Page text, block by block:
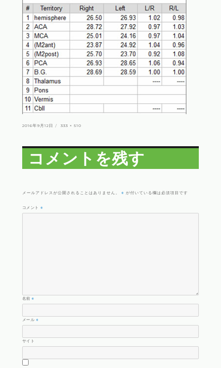
投
2016年9月12日
フ
333 × 510
コメントを残す
メールアドレスが公開されることはありません。 ※ が付いている欄は必須項目です
コメント ※
名前※
メール※
サイト